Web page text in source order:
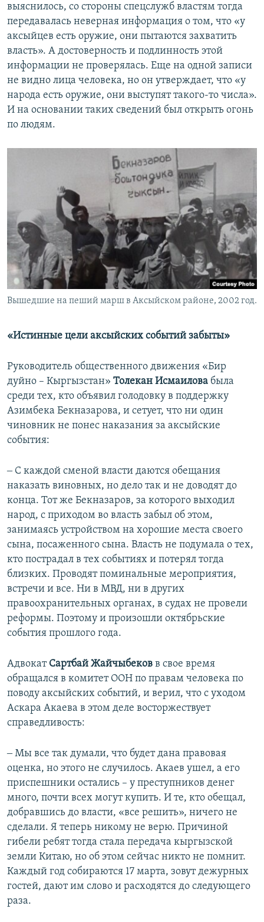
выяснилось, со стороны спецслужб властям тогда
передавалась неверная информация о том, что «у
аксыйцев есть оружие, они пытаются захватить
власть». А достоверность и подлинность этой
информации не проверялась. Еще на одной записи
не видно лица человека, но он утверждает, что «у
народа есть оружие, они выступят такого-то числа».
И на основании таких сведений был открыть огонь
по людям.
Вышедшие на пеший марш в Аксыйском районе, 2002 год.
«Истинные цели аксыйских событий забыты»
Руководитель общественного движения «Бир
дуйно – Кыргызстан» Толекан Исмаилова была
среди тех, кто объявил голодовку в поддержку
Азимбека Бекназарова, и сетует, что ни один
чиновник не понес наказания за аксыйские
события:
‒ С каждой сменой власти даются обещания
наказать виновных, но дело так и не доводят до
конца. Тот же Бекназаров, за которого выходил
народ, с приходом во власть забыл об этом,
занимаясь устройством на хорошие места своего
сына, посаженного сына. Власть не подумала о тех,
кто пострадал в тех событиях и потерял тогда
близких. Проводят поминальные мероприятия,
встречи и все. Ни в МВД, ни в других
правоохранительных органах, в судах не провели
реформы. Поэтому и произошли октябрьские
события прошлого года.
Адвокат Сартбай Жайчыбеков в свое время
обращался в комитет ООН по правам человека по
поводу аксыйских событий, и верил, что с уходом
Аскара Акаева в этом деле восторжествует
справедливость:
‒ Мы все так думали, что будет дана правовая
оценка, но этого не случилось. Акаев ушел, а его
приспешники остались – у преступников денег
много, почти всех могут купить. И те, кто обещал,
добравшись до власти, «все решить», ничего не
сделали. Я теперь никому не верю. Причиной
гибели ребят тогда стала передача кыргызской
земли Китаю, но об этом сейчас никто не помнит.
Каждый год собираются 17 марта, зовут дежурных
гостей, дают им слово и расходятся до следующего
раза.